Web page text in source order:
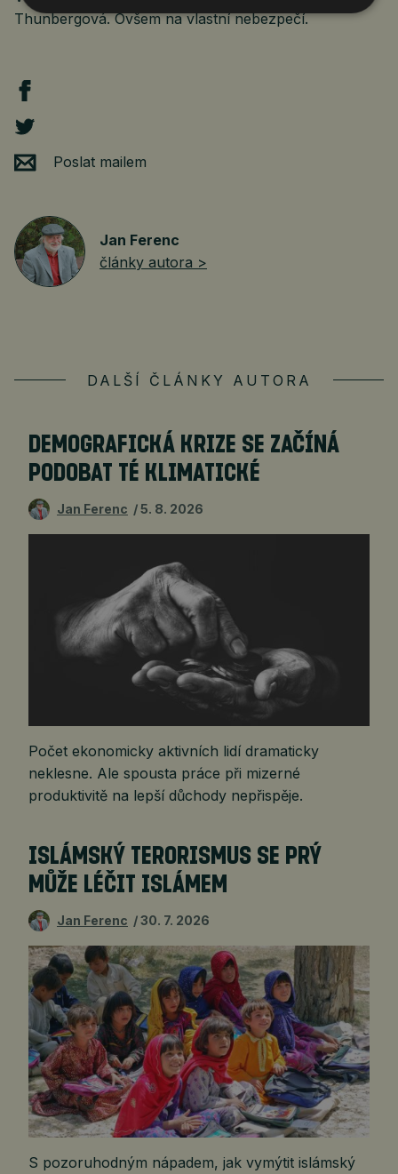
Thunbergová. Ovšem na vlastní nebezpečí.
Poslat mailem
Jan Ferenc
články autora >
DALŠÍ ČLÁNKY AUTORA
DEMOGRAFICKÁ KRIZE SE ZAČÍNÁ
PODOBAT TÉ KLIMATICKÉ
Jan Ferenc 5. 8. 2026
Počet ekonomicky aktivních lidí dramaticky
neklesne. Ale spousta práce při mizerné
produktivitě na lepší důchody nepřispěje.
ISLÁMSKÝ TERORISMUS SE PRÝ
MŮŽE LÉČIT ISLÁMEM
Jan Ferenc 30. 7. 2026
S pozoruhodným nápadem, jak vymýtit islámský